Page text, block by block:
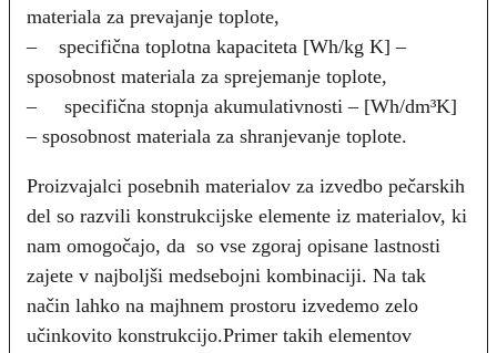
materiala za prevajanje toplote,
– specifična toplotna kapaciteta [Wh/kg K] –
sposobnost materiala za sprejemanje toplote,
– specifična stopnja akumulativnosti – [Wh/dm³K]
– sposobnost materiala za shranjevanje toplote.
Proizvajalci posebnih materialov za izvedbo pečarskih
del so razvili konstrukcijske elemente iz materialov, ki
nam omogočajo, da so vse zgoraj opisane lastnosti
zajete v najboljši medsebojni kombinaciji. Na tak
način lahko na majhnem prostoru izvedemo zelo
učinkovito konstrukcijo.Primer takih elementov